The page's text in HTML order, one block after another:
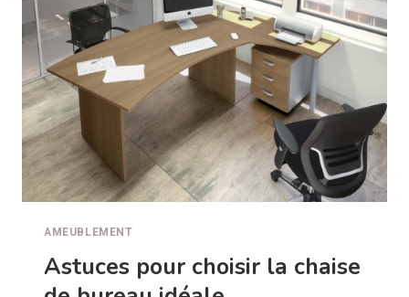
JARDIN
AMEUBLEMENT
Astuces pour choisir la chaise